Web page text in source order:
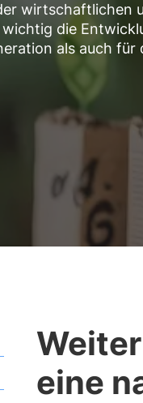
wirtschaftlichen
die
als auch für
eine